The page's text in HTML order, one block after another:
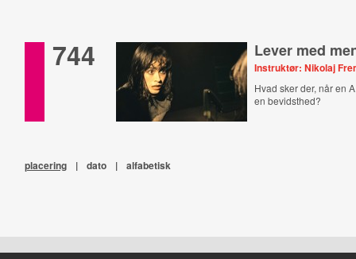
744 Lever med
Instruktør: Nikolaj
Hvad sker der, når en
en bevidsthed?
placering | dato | alfabetisk